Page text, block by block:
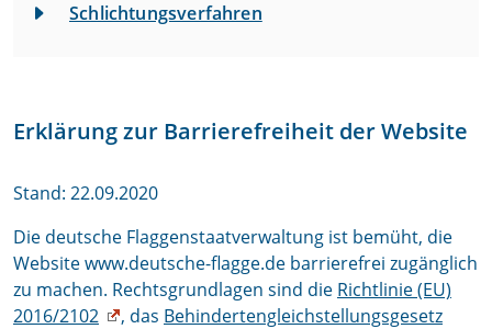
Schlichtungsverfahren
Erklärung zur Barrierefreiheit der Website
Stand: 22.09.2020
Die deutsche Flaggenstaatverwaltung ist bemüht, die
Website www.deutsche-flagge.de barrierefrei zugänglich
zu machen. Rechtsgrundlagen sind die Richtlinie (EU)
2016/2102
, das Behindertengleichstellungsgesetz